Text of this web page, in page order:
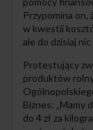
Przypomina
w kwestii
ale do dzisiaj
Protestujący
produktów
Biznes: „Mamy
do 4 zł za